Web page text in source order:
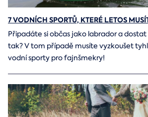
7 VODNÍCH SPORTŮ, KTERÉ LETOS
Připadáte si občas jako labrador a dostat
tak? V tom případě musíte vyzkoušet
vodní sporty pro fajnšmekry!